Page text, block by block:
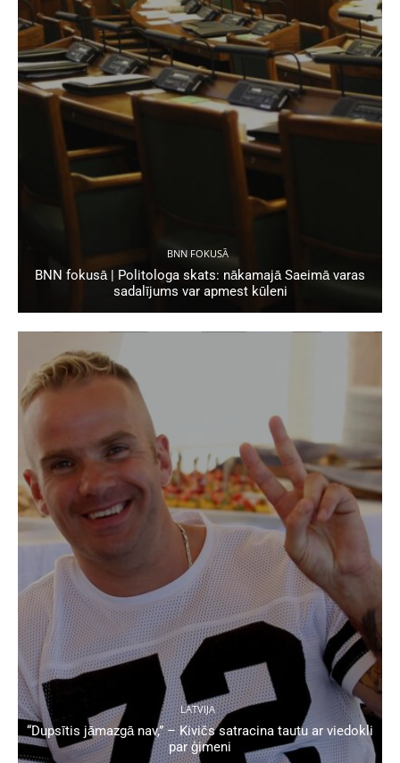
BNN FOKUSĀ
BNN fokusā | Politologa skats: nākamajā Saeimā varas
sadalījums var apmest kūleni
LATVIJA
“Dupsītis jāmazgā nav,” – Kivičs satracina tautu ar viedokli
par ģimeni